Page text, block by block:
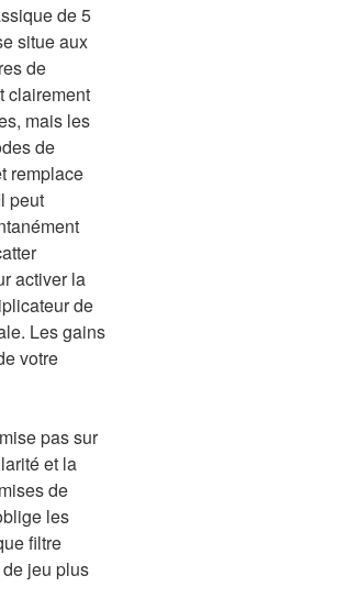
de 5
situe aux
de
clairement
mais les
de
remplace
peut
activer la
de
Les gains
votre
pas sur
et la
de
les
filtre
jeu plus